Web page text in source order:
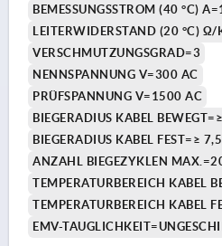
BEMESSUNGSSTROM (40 °C)
LEITERWIDERSTAND (20 °C)
VERSCHMUTZUNGSGRAD=3
NENNSPANNUNG V=300 AC
PRÜFSPANNUNG V=1500 AC
BIEGERADIUS KABEL
BIEGERADIUS KABEL FEST=≥
ANZAHL BIEGEZYKLEN
TEMPERATURBEREICH KABEL
TEMPERATURBEREICH KABEL
EMV-